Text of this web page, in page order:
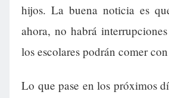
hijos. La buena noticia es
ahora, no habrá
los escolares podrán comer
Lo que pase en los próximos